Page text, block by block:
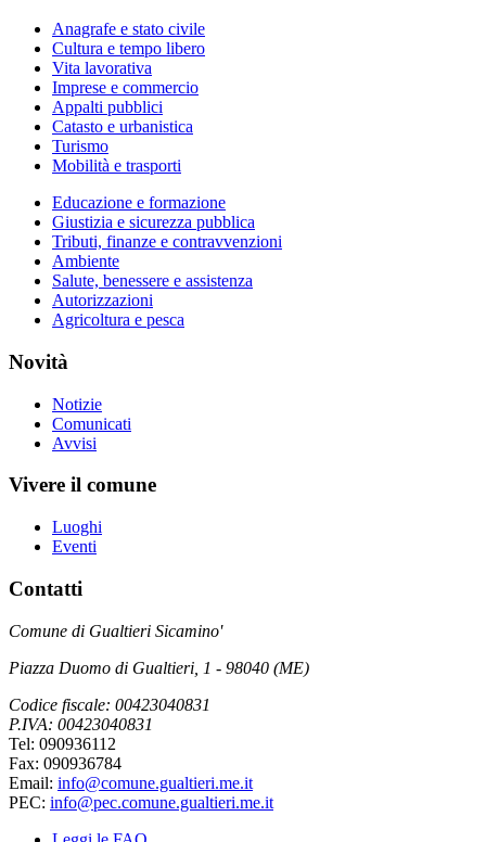
Anagrafe e stato civile
Cultura e tempo libero
Vita lavorativa
Imprese e commercio
Appalti pubblici
Catasto e urbanistica
Turismo
Mobilità e trasporti
Educazione e formazione
Giustizia e sicurezza pubblica
Tributi, finanze e contravvenzioni
Ambiente
Salute, benessere e assistenza
Autorizzazioni
Agricoltura e pesca
Novità
Notizie
Comunicati
Avvisi
Vivere il comune
Luoghi
Eventi
Contatti
Comune di Gualtieri Sicamino'
Piazza Duomo di Gualtieri, 1 - 98040 (ME)
Codice fiscale: 00423040831
P.IVA: 00423040831
Tel: 090936112
Fax: 090936784
Email: info@comune.gualtieri.me.it
PEC: info@pec.comune.gualtieri.me.it